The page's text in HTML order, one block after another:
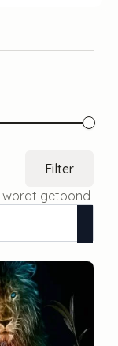
Filter
wordt getoond